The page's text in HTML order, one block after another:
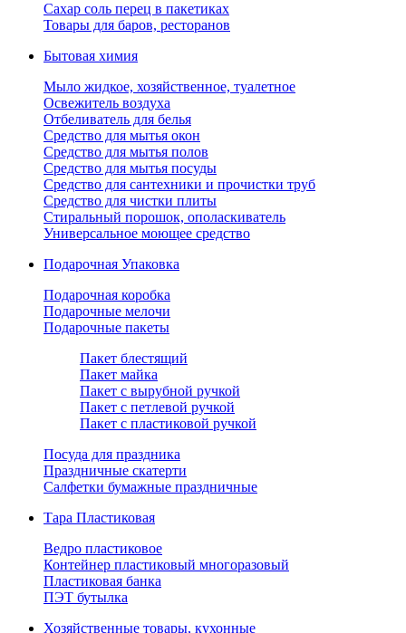
Сахар соль перец в пакетиках
Товары для баров, ресторанов
Бытовая химия
Мыло жидкое, хозяйственное, туалетное
Освежитель воздуха
Отбеливатель для белья
Средство для мытья окон
Средство для мытья полов
Средство для мытья посуды
Средство для сантехники и прочистки труб
Средство для чистки плиты
Стиральный порошок, ополаскиватель
Универсальное моющее средство
Подарочная Упаковка
Подарочная коробка
Подарочные мелочи
Подарочные пакеты
Пакет блестящий
Пакет майка
Пакет с вырубной ручкой
Пакет с петлевой ручкой
Пакет с пластиковой ручкой
Посуда для праздника
Праздничные скатерти
Салфетки бумажные праздничные
Тара Пластиковая
Ведро пластиковое
Контейнер пластиковый многоразовый
Пластиковая банка
ПЭТ бутылка
Хозяйственные товары, кухонные